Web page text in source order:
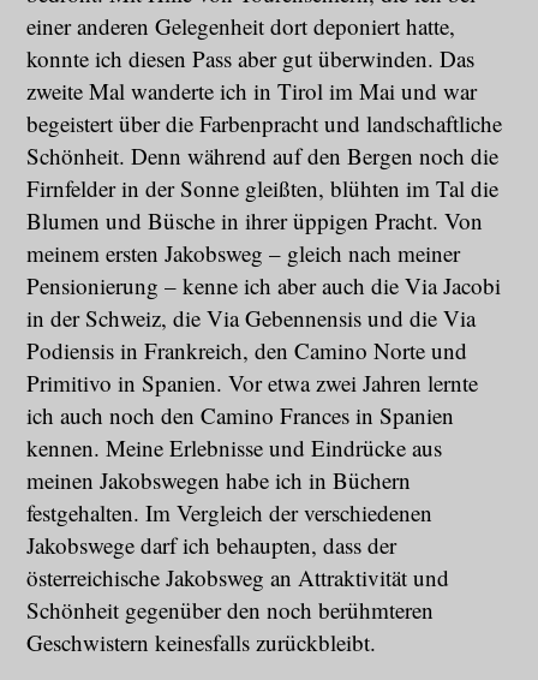
einer anderen Gelegenheit dort deponiert hatte,
konnte ich diesen Pass aber gut überwinden. Das
zweite Mal wanderte ich in Tirol im Mai und war
begeistert über die Farbenpracht und landschaftliche
Schönheit. Denn während auf den Bergen noch die
Firnfelder in der Sonne gleißten, blühten im Tal die
Blumen und Büsche in ihrer üppigen Pracht. Von
meinem ersten Jakobsweg – gleich nach meiner
Pensionierung – kenne ich aber auch die Via Jacobi
in der Schweiz, die Via Gebennensis und die Via
Podiensis in Frankreich, den Camino Norte und
Primitivo in Spanien. Vor etwa zwei Jahren lernte
ich auch noch den Camino Frances in Spanien
kennen. Meine Erlebnisse und Eindrücke aus
meinen Jakobswegen habe ich in Büchern
festgehalten. Im Vergleich der verschiedenen
Jakobswege darf ich behaupten, dass der
österreichische Jakobsweg an Attraktivität und
Schönheit gegenüber den noch berühmteren
Geschwistern keinesfalls zurückbleibt.